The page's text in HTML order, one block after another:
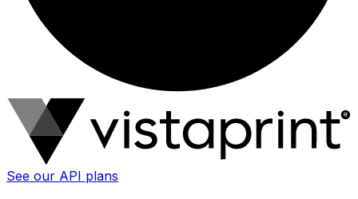
See our API plans